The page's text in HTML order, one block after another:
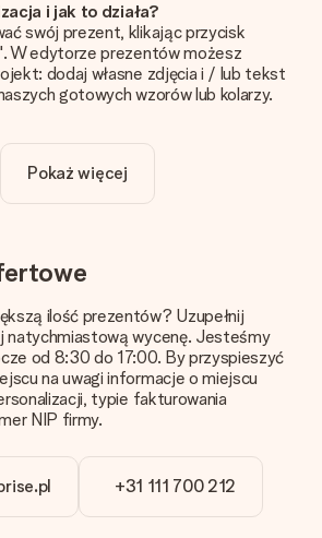
i jak to działa?
swój prezent, klikając przycisk
W edytorze prezentów możesz
dodaj własne zdjęcia i / lub tekst
gotowych wzorów lub kolarzy.
internetowej obejmuje personalizację
zdjęć lub tekstów nie wpływa na
że będziesz w pełni zadowolony ze
nie masz pewności co do jakości zdjęcia,
działem obsługi klienta i dołącz
który chcesz zamówić. Będą oni
jakość zdjęcia!
formacie i nie możesz sam go
z nami, z chęcią pomożemy!
Pokaż więcej
ilość prezentów? Uzupełnij
natychmiastową wycenę. Jesteśmy
od 8:30 do 17:00. By przyspieszyć
na uwagi informacje o miejscu
typie fakturowania
NIP firmy.
+31 111 700 212